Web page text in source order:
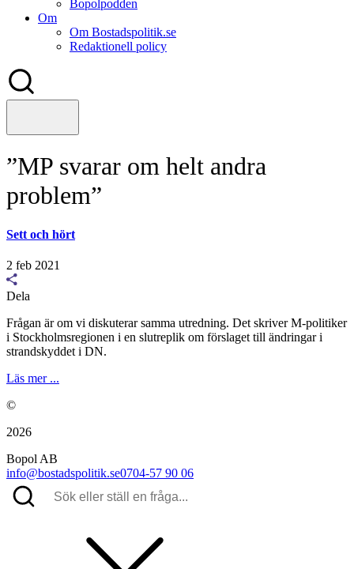
Bopolpodden
Om
Om Bostadspolitik.se
Redaktionell policy
”MP svarar om helt andra
problem”
Sett och hört
2 feb 2021
Dela
Frågan är om vi diskuterar samma utredning. Det skriver M-politiker
i Stockholmsregionen i en slutreplik om förslaget till ändringar i
strandskyddet i DN.
Läs mer ...
©
2026
Bopol AB
info@bostadspolitik.se0704-57 90 06